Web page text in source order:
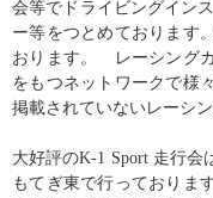
会等でドライビングイン
ー等をつとめております
おります。 レーシング
をもつネットワークで様
掲載されていないレーシ
大好評のK-1 Sport 走行会
もてぎ東で行っておりま